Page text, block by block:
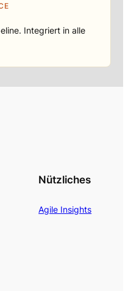
Integriert in alle
Nützliches
Agile Insights